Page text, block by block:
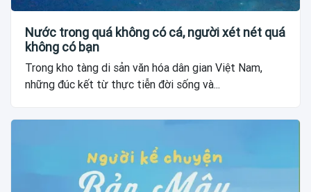
Nước trong quá không có cá, người xét nét quá
không có bạn
Trong kho tàng di sản văn hóa dân gian Việt Nam,
những đúc kết từ thực tiễn đời sống và...